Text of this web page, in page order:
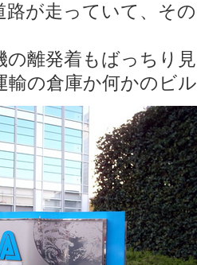
が走っていて、そ
の離発着もばっちり
の倉庫か何かのビ